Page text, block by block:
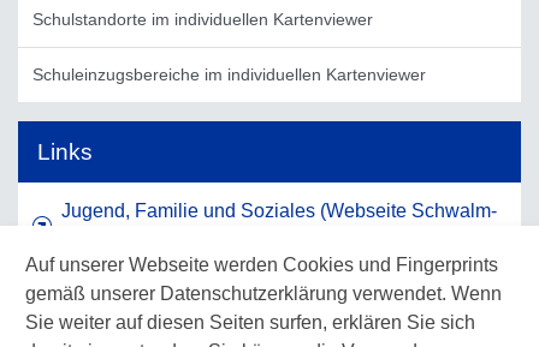
Auf unserer Webseite werden Cookies und Fingerprints
gemäß unserer Datenschutzerklärung verwendet. Wenn
Sie weiter auf diesen Seiten surfen, erklären Sie sich
Schulstandorte im individuellen Kartenviewer
Schuleinzugsbereiche im individuellen Kartenviewer
Links
Jugend, Familie und Soziales (Webseite Schwalm-
Schulen und Bildung (Webseite Waldeck-
Frankenberg)